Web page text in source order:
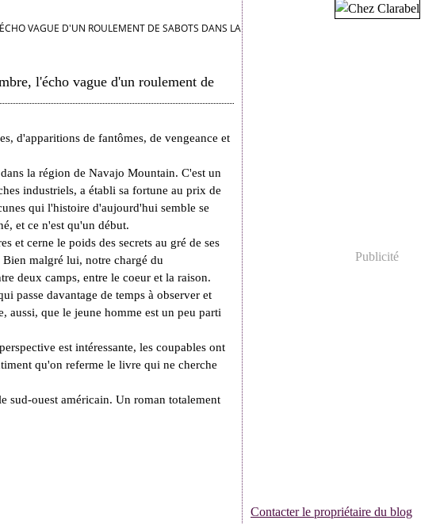
VAGUE D'UN ROULEMENT DE SABOTS DANS LA NUIT..."
l'écho vague d'un roulement de
d'apparitions de fantômes, de vengeance et
la région de Navajo Mountain. C'est un
industriels, a établi sa fortune au prix de
qui l'histoire d'aujourd'hui semble se
et ce n'est qu'un début.
et cerne le poids des secrets au gré de ses
Bien malgré lui, notre chargé du
deux camps, entre le coeur et la raison.
passe davantage de temps à observer et
aussi, que le jeune homme est un peu parti
est intéressante, les coupables ont
qu'on referme le livre qui ne cherche
sud-ouest américain. Un roman totalement
Publicité
Contacter le propriétaire du blog